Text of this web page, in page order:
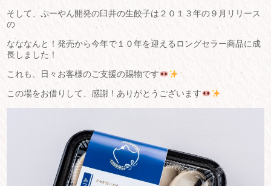
そして、ぷーやん開発の臼井の生餃子は２０１３年の９月リリース
の
なななんと！発売から今年で１０年を迎えるロングセラー商品に成
長しました！
これも、日々お客様のご支援の賜物です
この場をお借りして、感謝！ありがとうございます